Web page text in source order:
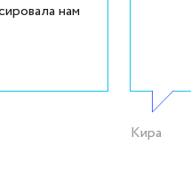
нам
Кира